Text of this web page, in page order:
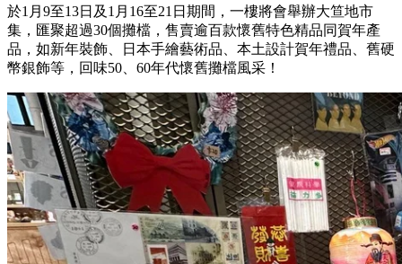
於1月9至13日及1月16至21日期間，一樓將會舉辦大笪地市
集，匯聚超過30個攤檔，售賣逾百款懷舊特色精品同賀年產
品，如新年裝飾、日本手繪藝術品、本土設計賀年禮品、舊硬
幣銀飾等，回味50、60年代懷舊攤檔風采！